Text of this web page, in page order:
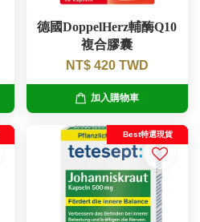
德國DoppelHerz輔酶Q10
複合膠囊
NT$ 420 TWD
加入購物車
Best特選現貨